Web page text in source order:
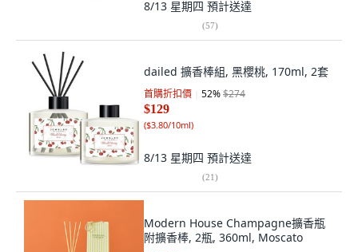
8/13 星期四 預計送達
(57)
dailed 擴香棒組, 黑櫻桃, 170ml, 2套
首購折扣價 52%$274
$129
($3.80/10ml)
8/13 星期四 預計送達
(21)
Modern House Champagne擴香瓶
附擴香棒, 2瓶, 360ml, Moscato